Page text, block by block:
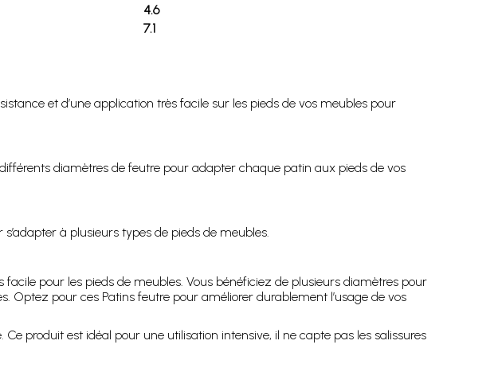
4.6
7.1
et d’une application très facile sur les pieds de vos meubles pour
diamètres de feutre pour adapter chaque patin aux pieds de vos
à plusieurs types de pieds de meubles.
pour les pieds de meubles. Vous bénéficiez de plusieurs diamètres pour
Optez pour ces Patins feutre pour améliorer durablement l’usage de vos
produit est idéal pour une utilisation intensive, il ne capte pas les salissures